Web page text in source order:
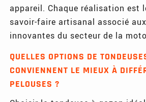
appareil. Chaque réalisation est
savoir-faire artisanal associé
innovantes du secteur de la
QUELLES OPTIONS DE
CONVIENNENT LE MIEUX À
PELOUSES ?